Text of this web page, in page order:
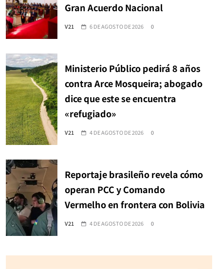
Gran Acuerdo Nacional
V21 6 DE AGOSTO DE 2026 0
Ministerio Público pedirá 8 años
contra Arce Mosqueira; abogado
dice que este se encuentra
«refugiado»
V21 4 DE AGOSTO DE 2026 0
Reportaje brasileño revela cómo
operan PCC y Comando
Vermelho en frontera con Bolivia
V21 4 DE AGOSTO DE 2026 0